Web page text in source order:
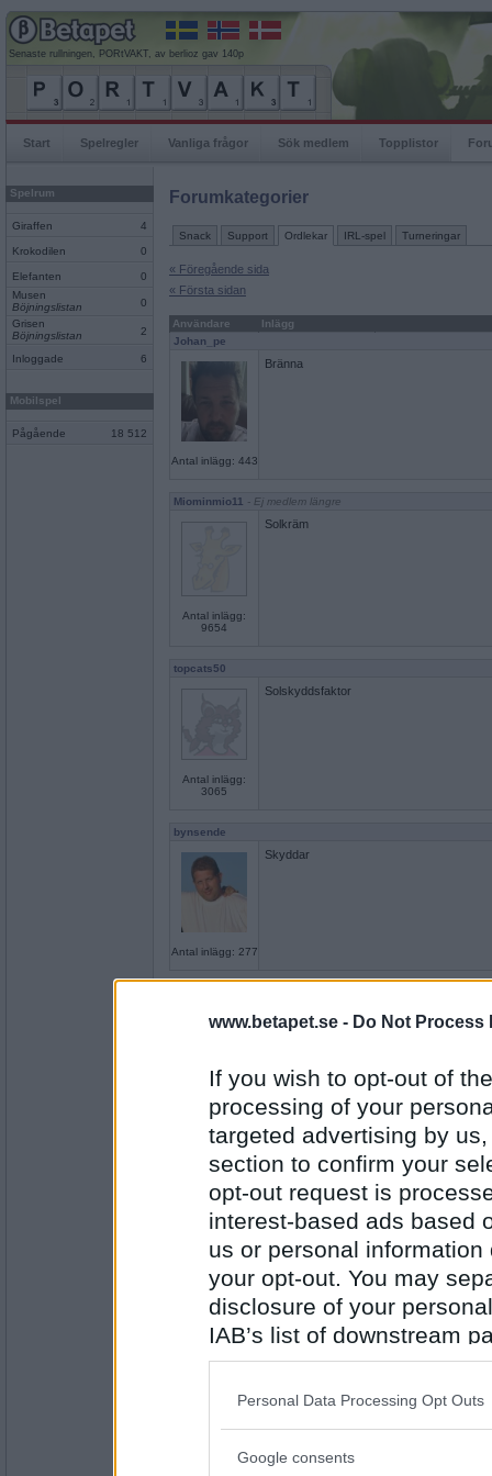
www.betapet.se - Do Not Process
If you wish to opt-out of
processing of your
targeted advertising by
section to confirm your
opt-out request is
interest-based ads based
us or personal
your opt-out. You may
disclosure of your
IAB’s list of downstream
also be disclosed by us
Downstream Participants
Please note that this
Personal Data Processing Opt Outs
Google consents
Senaste rullningen, PORtVAKT, av berlioz gav 140p
Start Spelregler Vanliga frågor Sök medlem Topplistor
Spelrum
Giraffen 4
Krokodilen 0
Elefanten
0
Musen
Böjningslistan
0
Grisen
Böjningslistan
2
Inloggade 6
Mobilspel
Pågående 18 512
Forumkategorier
Snack Support Ordlekar IRL-spel Turneringar
« Föregående sida
« Första sidan
Användare
Inlägg
Johan_pe
Antal inlägg: 443
Bränna
Miominmio11 - Ej medlem längre
Antal inlägg:
9654
Solkräm
topcats50
Antal inlägg:
3065
Solskyddsfaktor
bynsende
Antal inlägg: 277
Skyddar
Antal inlägg:
9234
Ängel
Miominmio11- Ej medlem längre
Antal inlägg:
9654